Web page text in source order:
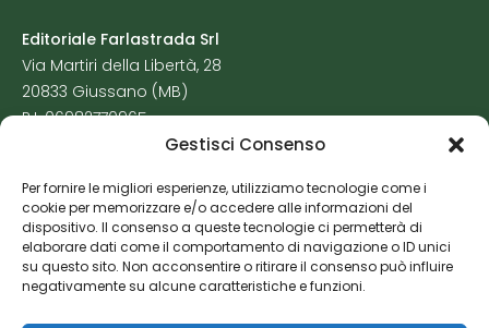
Gestisci Consenso
Per fornire le migliori esperienze, utilizziamo tecnologie come i
cookie per memorizzare e/o accedere alle informazioni del
dispositivo. Il consenso a queste tecnologie ci permetterà di
elaborare dati come il comportamento di navigazione o ID unici
su questo sito. Non acconsentire o ritirare il consenso può influire
negativamente su alcune caratteristiche e funzioni.
Editoriale Farlastrada Srl
Via Martiri della Libertà, 28
20833 Giussano (MB)
P.I. 06982770965
Cookie Policy
Risorse Aggiuntive